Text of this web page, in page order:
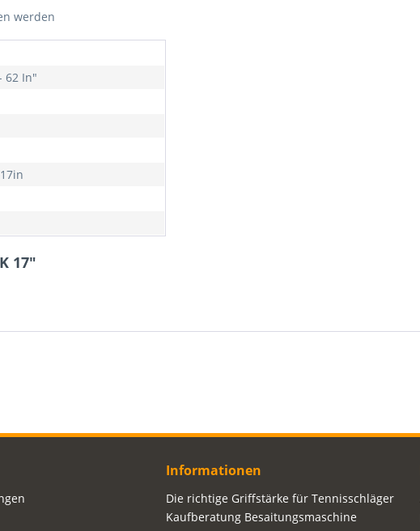
werden
62 In"
17"
Informationen
Die richtige Griffstärke für Tennisschläger
Kaufberatung Besaitungsmaschine